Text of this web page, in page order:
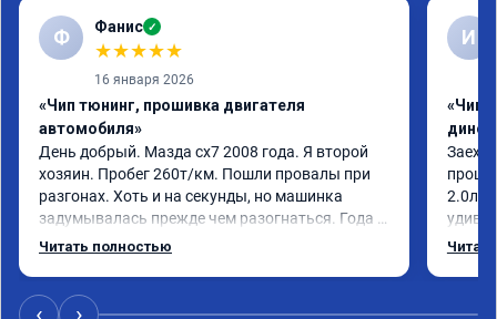
Ф Фанис ✓
★★★★★
16 января 2026
«Чип тюнинг, прошивка двигателя
автомобиля»
День добрый. Мазда сх7 2008 года. Я второй
хозяин. Пробег 260т/км. Пошли провалы при
разгонах. Хоть и на секунды, но машинка
задумывалась прежде чем разогнаться. Года 4
назад удалял катализаторы без
сделать перепрошивку. Увидел в авито ваше
Читать полностью
И
«Чип
2.0л.
стала